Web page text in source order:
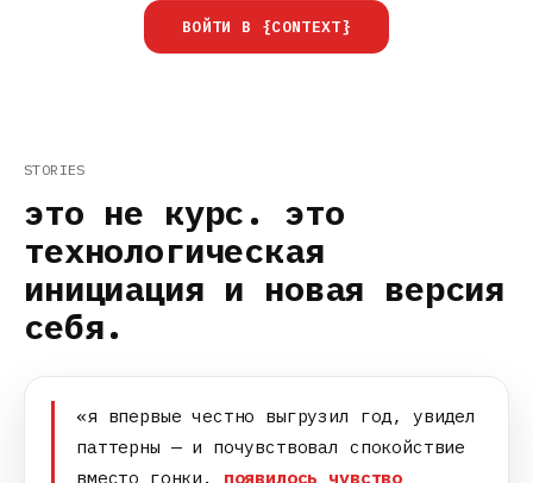
ВОЙТИ В {CONTEXT}
STORIES
это не курс. это
технологическая
инициация и новая версия
себя.
«я впервые честно выгрузил год, увидел
паттерны — и почувствовал спокойствие
вместо гонки. появилось чувство